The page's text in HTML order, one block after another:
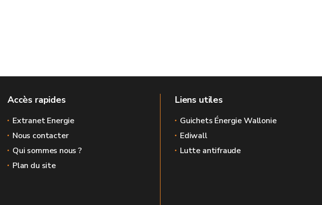
Accès rapides
Extranet Energie
Nous contacter
Qui sommes nous ?
Plan du site
Liens utiles
Guichets Énergie Wallonie
Ediwall
Lutte antifraude